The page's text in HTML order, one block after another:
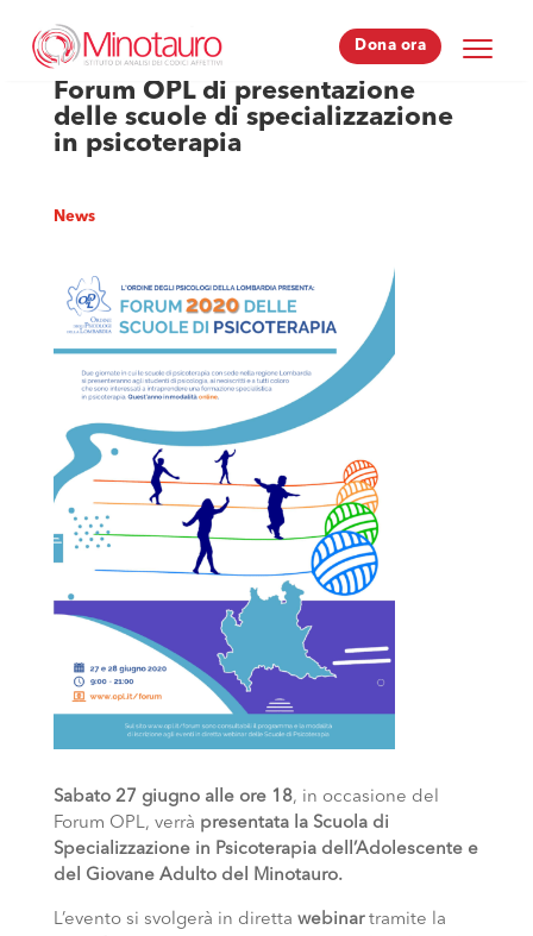
Dona ora
Dona ora
Forum OPL di presentazione
delle scuole di specializzazione
in psicoterapia
News
Sabato 27 giugno alle ore 18, in occasione del
Forum OPL, verrà presentata la Scuola di
Specializzazione in Psicoterapia dell’Adolescente e
del Giovane Adulto del Minotauro.
L’evento si svolgerà in diretta webinartramite la